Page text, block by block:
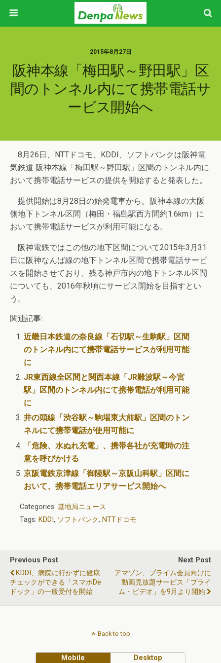
2015年8月27日
阪神本線「梅田駅～野田駅」区
間のトンネル内にて携帯電話サ
ービス開始へ
8月26日、NTTドコモ、KDDI、ソフトバンクは阪神電
気鉄道 阪神本線「梅田駅～野田駅」区間のトンネル内に
おいて携帯電話サービスの提供を開始すると発表した。
提供開始は8月28日の始発電車から。阪神本線の大阪
側地下トンネル区間（梅田・福島駅西方間約1.6km）に
おいて携帯電話サービスが利用可能になる。
阪神電鉄ではこの他の地下区間について2015年3月31
日に阪神なんば線の地下トンネル区間で携帯電話サービ
スを開始させており、残る神戸市内の地下トンネル区間
についても、2016年秋頃にサービス開始を目指すとい
う。
関連記事:
近畿日本鉄道の奈良線「石切駅～生駒駅」区間
のトンネル内にて携帯電話サービスが利用可能
に
JR東西線全区間と関西本線「JR難波駅～今宮
駅」区間のトンネル内にて携帯電話が利用可能
に
井の頭線「渋谷駅～駒場東大前駅」区間のトン
ネルにて携帯電話が使用可能に
「危険、水ぬれ充電」、携帯各社が充電時の注
意を呼びかける
京阪電鉄京津線「御陵駅～京阪山科駅」区間に
おいて、携帯電話エリアサービス開始へ
Categories: 基地局ニュース
Tags: KDDI , ソフトバンク, NTTドコモ
Previous Post
KDDI、病院に行かずに健康
チェックができる「スマホde
ドック」の一般受付を開始
Next Post
アマゾン、プライム会員向けに
動画見放題サービス「プライ
ム・ビデオ」を9月より開始
Back to top
Mobile Desktop